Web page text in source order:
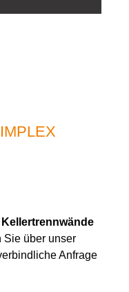
Sie über unser
Anfrage